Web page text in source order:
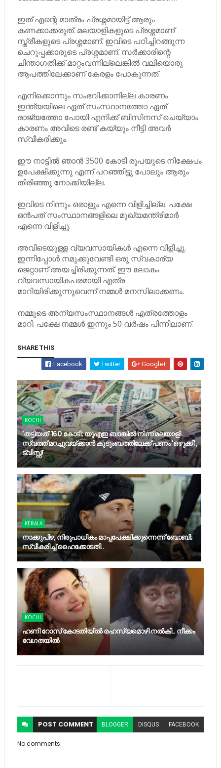
ഇത് എന്റെ മാത്രം പ്രശ്നമായിട്ട് ആരും
കണക്കാക്കരുത്. മലയാളികളുടെ പ്രശ്നമാണ്
സ്ത്രീകളുടെ പ്രശ്നമാണ്. ഇവിടെ പഠിച്ചിറങ്ങുന്ന
ചെറുപ്പക്കാരുടെ പ്രശ്നമാണ്. സർക്കാരിന്റെ
ചിന്താഗതിക്ക് മാറ്റംവന്നില്ലെങ്കിൽ വലിയൊരു
ആപത്തിലേക്കാണ് കേരളം പോകുന്നത്.
എനിക്കൊന്നും സംഭവിക്കാനില്ല കാരണം
ഇന്ത്യയിലെ ഏത് സംസ്ഥാനത്തോ ഏത്
രാജ്യത്തോ പോയി എനിക്ക് ബിസിനസ് ചെയ്യാം
കാരണം അവിടെ രണ്ട് കയ്യും നീട്ടി അവർ
സ്വീകരിക്കും.
ഈ നാട്ടിൽ ഞാൻ 3500 കോടി രൂപയുടെ നിക്ഷേപം
ഉപേക്ഷിക്കുന്നു എന്ന് പറഞ്ഞിട്ടു പോലും ആരും
തിരിഞ്ഞു നോക്കിയില്ല.
ഇവിടെ നിന്നും ഒരാളും എന്നെ വിളിച്ചില്ല. പക്ഷേ
ഒൻപത് സംസ്ഥാനങ്ങളിലെ മുഖ്യമന്ത്രിമാർ
എന്നെ വിളിച്ചു.
അവിടെയുള്ള വ്യവസായികൾ എന്നെ വിളിച്ചു.
ഇന്നിപ്പോൾ നമുക്കുവേണ്ടി ഒരു സ്വകാര്യ
ജെറ്റാണ് അയച്ചിരിക്കുന്നത്. ഈ ലോകം
വ്യവസായികപരമായി എത്ര
മാറിയിരിക്കുന്നുവെന്ന് നമ്മൾ മനസിലാക്കണം.
നമ്മുടെ അന്യസംസ്ഥാനങ്ങൾ എത്രത്തോളം
മാറി. പക്ഷേ നമ്മൾ ഇന്നും 50 വർഷം പിന്നിലാണ്.
SHARE THIS
Facebook Twitter Google+
KOCHI
'തട്ടിയത്' 160 കോടി; യുഎഇ ബാങ്കിൽ നിന്ന് മലയാളി
സ്വത്ത് മറച്ചുവയ്ക്കാൻ കുടുംബത്തിലേക്ക് പണം 'ഒഴുക്കി',
ട്വിസ്റ്റ്!
KERALA
നാക്കുപിഴ, നിരുപാധികം മാപ്പപേക്ഷിക്കുന്നെന്ന് ബോബി;
സ്വീകരിച്ച് ഹൈക്കോടതി..
KOCHI
ഹണി റോസ് കോടതിയിൽ രഹസ്യമൊഴി നൽകി.. നീക്കം
വേഗതയില്‍
POST COMMENT BLOGGER DISQUS FACEBOOK
No comments